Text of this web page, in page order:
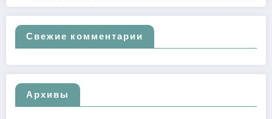
Свежие комментарии
Архивы